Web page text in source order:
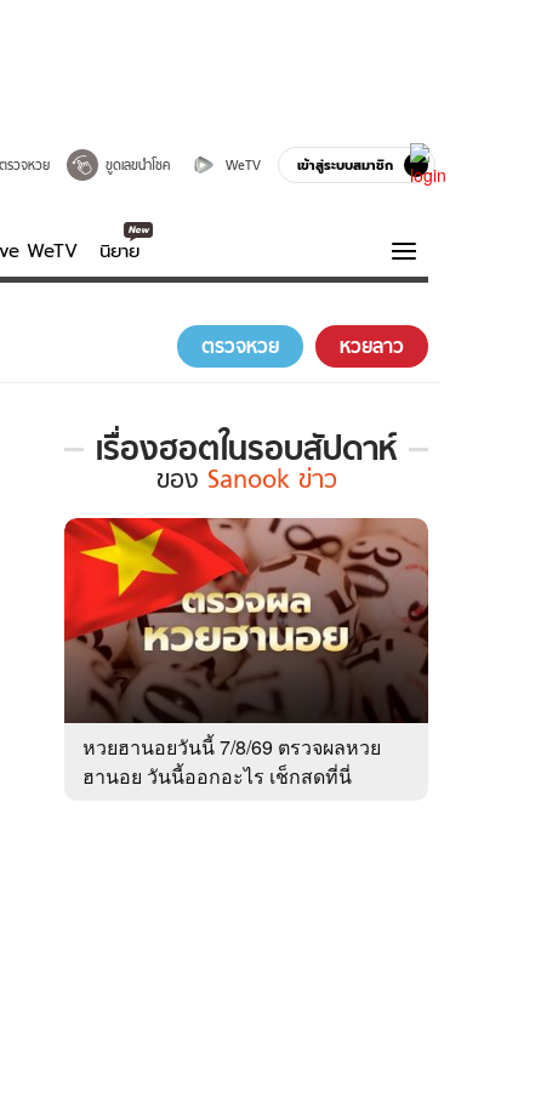
ตรวจหวย ขูดเลขนำโชค WeTV เข้าสู่ระบบสมาชิก
WeTV นิยาย
รส ความรู้รอบตัว
ฮาวทู
ตรวจหวย หวยลาว
เรื่องฮอตในรอบสัปดาห์
เรื่อง
ใน
รอบ
สัปดาห์
Sanook
ข่าว
ของ Sanook ข่าว
หวยฮานอยวันนี้ 7/8/69 ตรวจผลหวย
ฮานอย วันนี้ออกอะไร เช็กสดที่นี่